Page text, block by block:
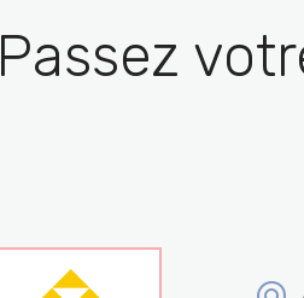
Passez